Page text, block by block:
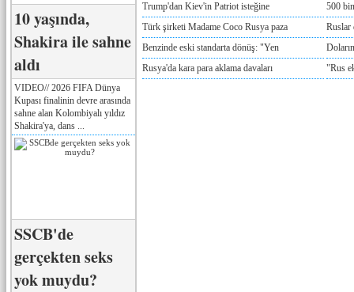
10 yaşında,
Shakira ile sahne
aldı
VIDEO// 2026 FIFA Dünya
Kupası finalinin devre arasında
sahne alan Kolombiyalı yıldız
Shakira'ya, dans ...
SSCB'de
gerçekten seks
yok muydu?
Trump'dan Kiev'in Patriot isteğine
500
Türk şirketi Madame Coco Rusya paza
Ruslar
Benzinde eski standarta dönüş: "Yen
Rusya'da kara para aklama davaları
"Rus